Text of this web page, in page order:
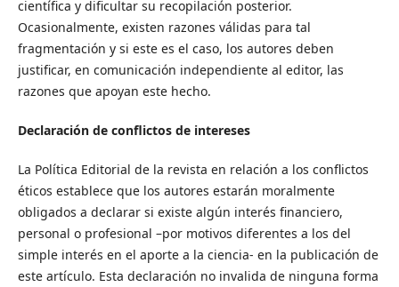
científica y dificultar su recopilación posterior.
Ocasionalmente, existen razones válidas para tal
fragmentación y si este es el caso, los autores deben
justificar, en comunicación independiente al editor, las
razones que apoyan este hecho.
Declaración de conflictos de intereses
La Política Editorial de la revista en relación a los conflictos
éticos establece que los autores estarán moralmente
obligados a declarar si existe algún interés financiero,
personal o profesional –por motivos diferentes a los del
simple interés en el aporte a la ciencia- en la publicación de
este artículo. Esta declaración no invalida de ninguna forma